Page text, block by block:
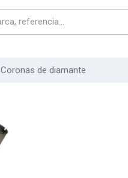
Coronas de diamante